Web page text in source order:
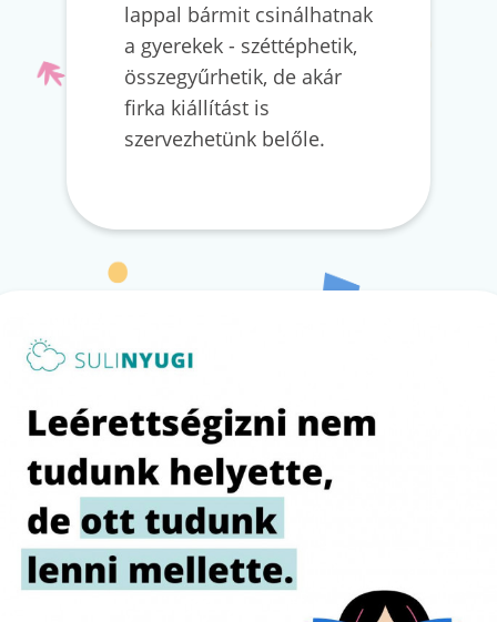
lappal bármit csinálhatnak
a gyerekek - széttéphetik,
összegyűrhetik, de akár
firka kiállítást is
szervezhetünk belőle.